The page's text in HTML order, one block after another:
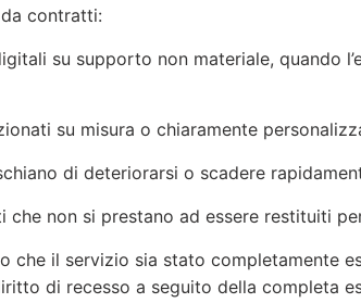
contratti:
su supporto non materiale, quando
su misura o chiaramente
di deteriorarsi o scadere
non si prestano ad essere restituiti
il servizio sia stato completamente
di recesso a seguito della completa